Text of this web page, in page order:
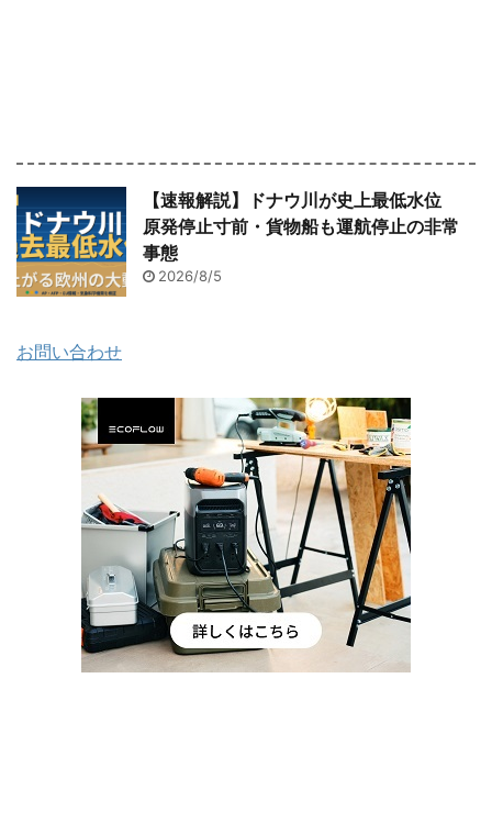
【速報解説】ドナウ川が史上最低水位
原発停止寸前・貨物船も運航停止の非常
事態
2026/8/5
お問い合わせ